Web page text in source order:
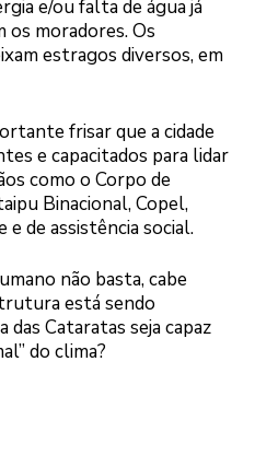
e/ou falta de água já
os moradores. Os
estragos diversos, em
frisar que a cidade
e capacitados para lidar
como o Corpo de
Binacional, Copel,
e de assistência social.
não basta, cabe
está sendo
das Cataratas seja capaz
do clima?